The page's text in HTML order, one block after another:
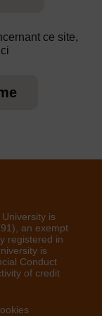
ce site,
is
an exempt
registered in
is
Conduct
of credit